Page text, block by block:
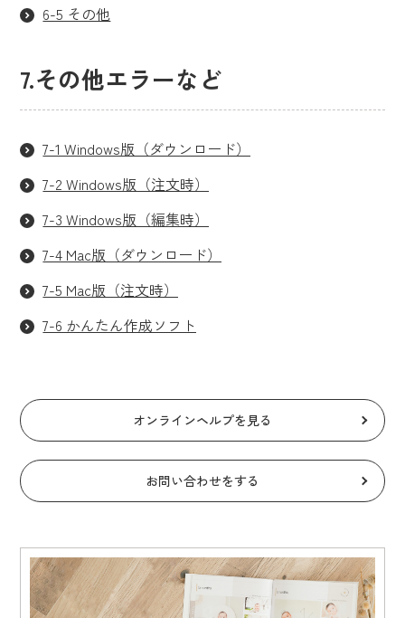
6-5 その他
7.その他エラーなど
7-1 Windows版（ダウンロード）
7-2 Windows版（注文時）
7-3 Windows版（編集時）
7-4 Mac版（ダウンロード）
7-5 Mac版（注文時）
7-6 かんたん作成ソフト
オンラインヘルプを見る
お問い合わせをする